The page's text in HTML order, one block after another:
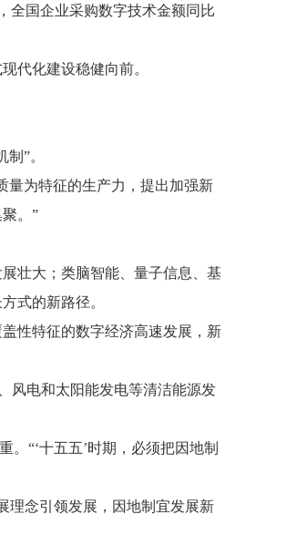
全国企业采购数字技术金额同比
代化建设稳健向前。
”。
量为特征的生产力，提出加强新
。”
壮大；类脑智能、量子信息、基
式的新路径。
性特征的数字经济高速发展，新
风电和太阳能发电等清洁能源发
“‘十五五’时期，必须把因地制
理念引领发展，因地制宜发展新